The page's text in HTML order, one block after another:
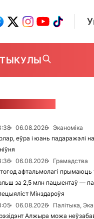
06.08.2026
Эканоміка
еўра і юань падаражэлі
06.08.2026
Грамадства
афтальмолагі прымаюць у
за 2,5 млн пацыентаў —
Мінздароўя
06.08.2026
Палітыка,
Алжыра можа